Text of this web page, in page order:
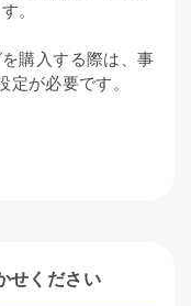
。
購入する際は、事
が必要です。
せください